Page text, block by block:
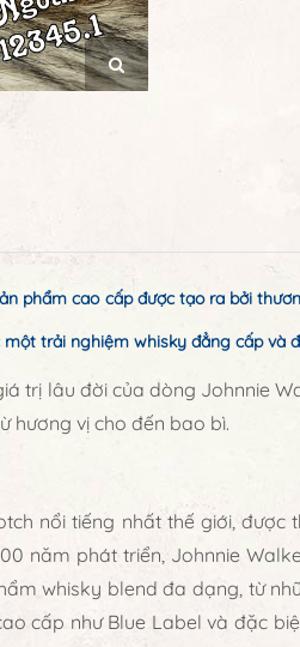
phẩm cao cấp được tạo ra bởi
trải nghiệm whisky đẳng cấp và
trị lâu đời của dòng Johnnie
hương vị cho đến bao bì.
nổi tiếng nhất thế giới, được
năm phát triển, Johnnie
whisky blend đa dạng, từ
cấp như Blue Label và đặc